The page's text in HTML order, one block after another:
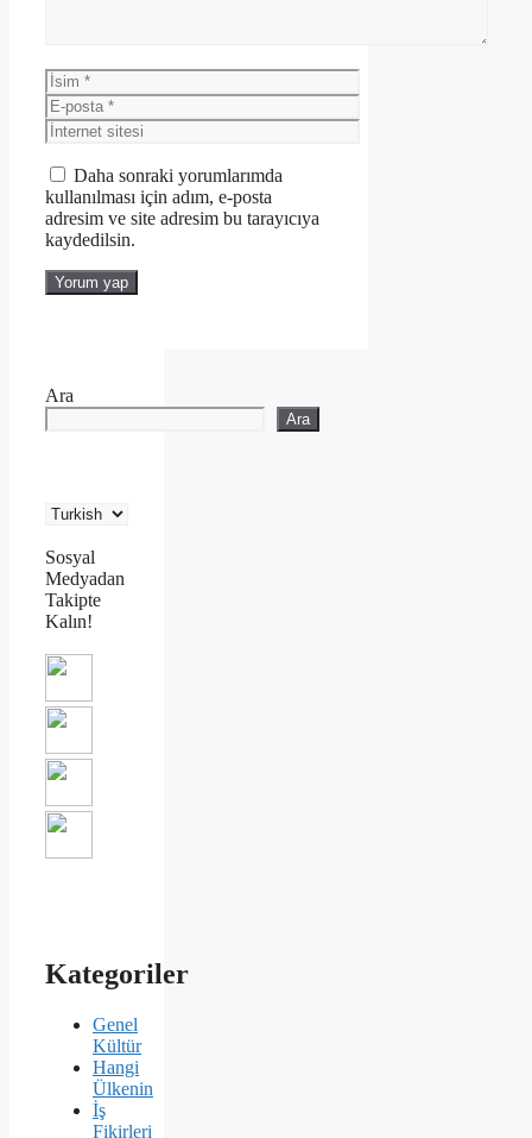
İsim
E-
posta
İnternet
sitesi
Daha sonraki yorumlarımda
kullanılması için adım, e-posta
adresim ve site adresim bu tarayıcıya
kaydedilsin.
Ara
Ara
Sosyal
Medyadan
Takipte
Kalın!
Kategoriler
Genel
Kültür
Hangi
Ülkenin
İş
Fikirleri